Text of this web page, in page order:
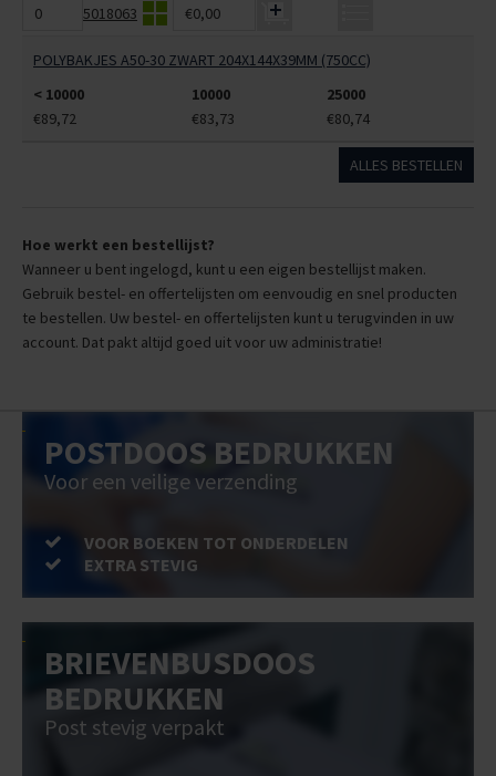
5018063 €0,00
POLYBAKJES A50-30 ZWART 204X144X39MM (750CC)
< 10000
10000
25000
€89,72
€83,73 €80,74
ALLES BESTELLEN
Hoe werkt een bestellijst?
Wanneer u bent ingelogd, kunt u een eigen bestellijst maken.
Gebruik bestel- en offertelijsten om eenvoudig en snel producten
te bestellen. Uw bestel- en offertelijsten kunt u terugvinden in uw
account. Dat pakt altijd goed uit voor uw administratie!
POSTDOOS BEDRUKKEN
Voor een veilige verzending
VOOR BOEKEN TOT ONDERDELEN
EXTRA STEVIG
BRIEVENBUSDOOS
BEDRUKKEN
Post stevig verpakt